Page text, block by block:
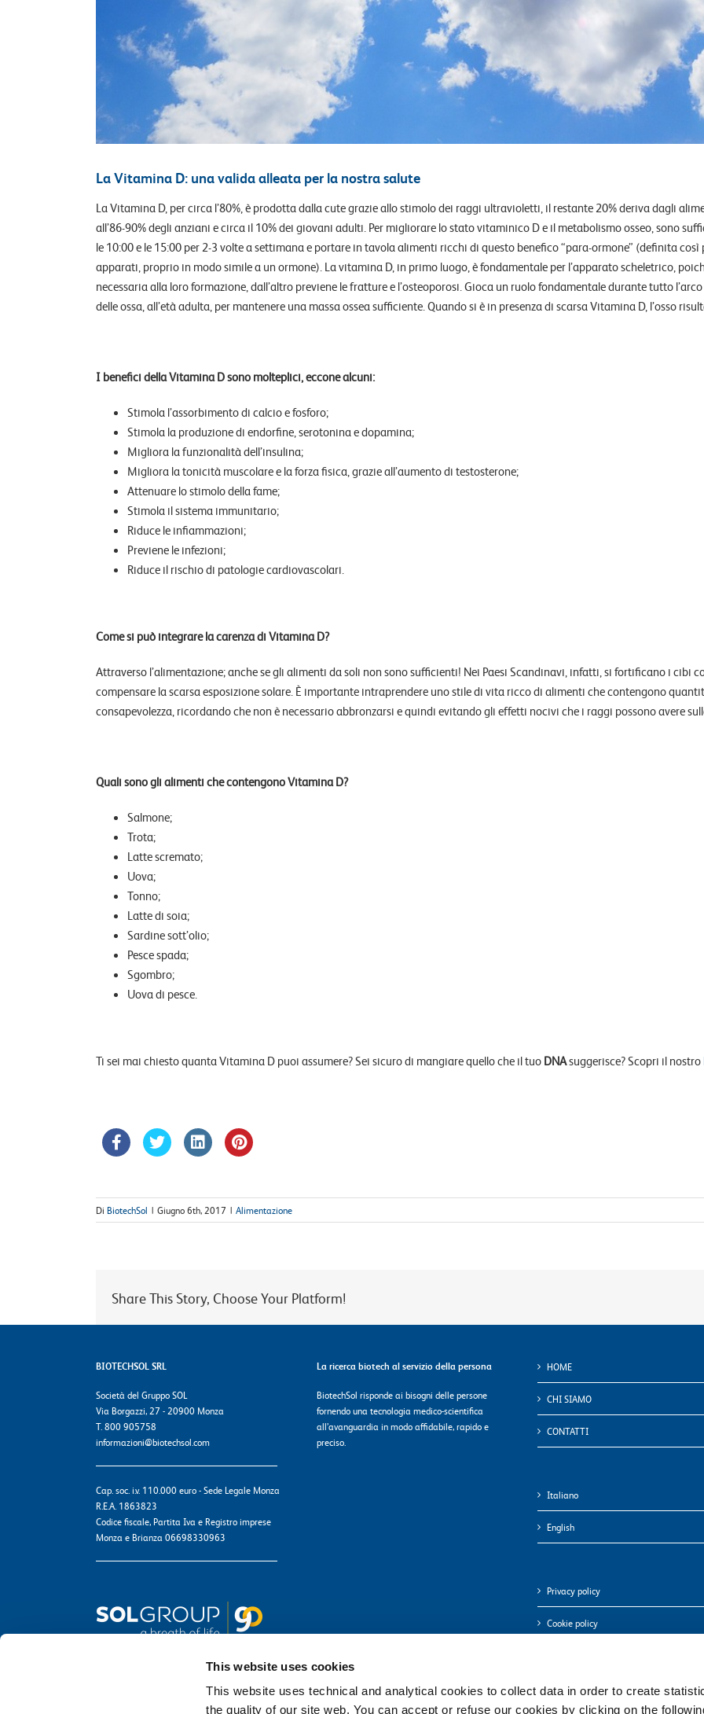
This website uses cookies
This website uses technical and analytical cookies to collect data in order to create
the quality of our site web. You can accept or refuse our cookies by clicking on the
La Vitamina D: una valida alleata per la nostra salute
La Vitamina D, per circa l’80%, è prodotta dalla cute grazie allo stimolo dei raggi ultravioletti, il restante 20% deriva dagli
all’86-90% degli anziani e circa il 10% dei giovani adulti. Per migliorare lo stato vitaminico D e il metabolismo osseo, sono
le 10:00 e le 15:00 per 2-3 volte a settimana e portare in tavola alimenti ricchi di questo benefico “para-ormone” (definita
apparati, proprio in modo simile a un ormone). La vitamina D, in primo luogo, è fondamentale per l’apparato scheletrico,
necessaria alla loro formazione, dall’altro previene le fratture e l’osteoporosi. Gioca un ruolo fondamentale durante tutto
delle ossa, all’età adulta, per mantenere una massa ossea sufficiente. Quando si è in presenza di scarsa Vitamina D, l’osso
I benefici della Vitamina D sono molteplici, eccone alcuni:
Stimola l’assorbimento di calcio e fosforo;
Stimola la produzione di endorfine, serotonina e dopamina;
Migliora la funzionalità dell’insulina;
Migliora la tonicità muscolare e la forza fisica, grazie all’aumento di testosterone;
Attenuare lo stimolo della fame;
Stimola il sistema immunitario;
Riduce le infiammazioni;
Previene le infezioni;
Riduce il rischio di patologie cardiovascolari.
Come si può integrare la carenza di Vitamina D?
Attraverso l’alimentazione; anche se gli alimenti da soli non sono sufficienti! Nei Paesi Scandinavi, infatti, si fortificano i cibi
compensare la scarsa esposizione solare. È importante intraprendere uno stile di vita ricco di alimenti che contengono
consapevolezza, ricordando che non è necessario abbronzarsi e quindi evitando gli effetti nocivi che i raggi possono avere
Quali sono gli alimenti che contengono Vitamina D?
Salmone;
Trota;
Latte scremato;
Uova;
Tonno;
Latte di soia;
Sardine sott’olio;
Pesce spada;
Sgombro;
Uova di pesce.
Ti sei mai chiesto quanta Vitamina D puoi assumere? Sei sicuro di mangiare quello che il tuo DNAsuggerisce? Scopri il nostro
Di BiotechSol | Giugno 6th, 2017 | Alimentazione
Share This Story, Choose Your Platform!
BIOTECHSOL SRL
Società del Gruppo SOL
Via Borgazzi, 27 - 20900 Monza
T. 800 905758
informazioni@biotechsol.com
Cap. soc. i.v. 110.000 euro - Sede Legale Monza
R.E.A. 1863823
Codice fiscale, Partita Iva e Registro imprese
Monza e Brianza 06698330963
La ricerca biotech al servizio della persona
BiotechSol risponde ai bisogni delle persone
fornendo una tecnologia medico-scientifica
all’avanguardia in modo affidabile, rapido e
preciso.
HOME
CHI SIAMO
CONTATTI
Italiano
English
Privacy policy
Cookie policy